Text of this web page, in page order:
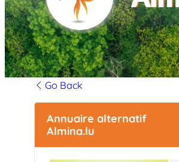
Go Back
Annuaire alternatif
Almina.lu